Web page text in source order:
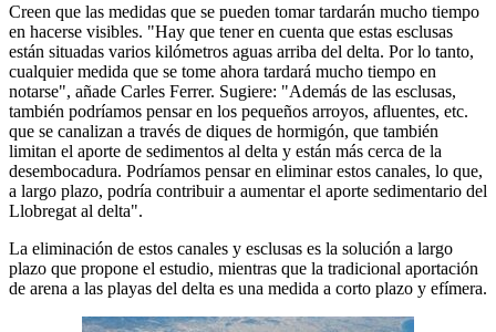
Creen que las medidas que se pueden tomar tardarán mucho tiempo
en hacerse visibles. "Hay que tener en cuenta que estas esclusas
están situadas varios kilómetros aguas arriba del delta. Por lo tanto,
cualquier medida que se tome ahora tardará mucho tiempo en
notarse", añade Carles Ferrer. Sugiere: "Además de las esclusas,
también podríamos pensar en los pequeños arroyos, afluentes, etc.
que se canalizan a través de diques de hormigón, que también
limitan el aporte de sedimentos al delta y están más cerca de la
desembocadura. Podríamos pensar en eliminar estos canales, lo que,
a largo plazo, podría contribuir a aumentar el aporte sedimentario del
Llobregat al delta".
La eliminación de estos canales y esclusas es la solución a largo
plazo que propone el estudio, mientras que la tradicional aportación
de arena a las playas del delta es una medida a corto plazo y efímera.